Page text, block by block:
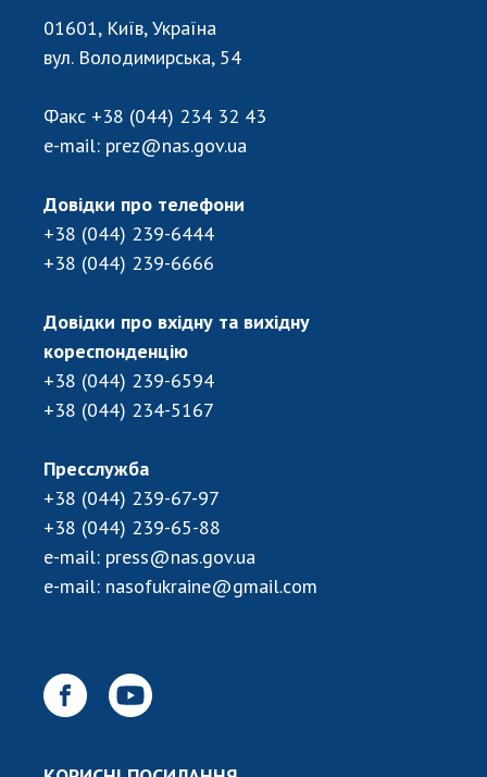
КОНТАКТИ
КАБІНЕТ
01601, Київ, Україна
вул. Володимирська, 54
Факс +38 (044) 234 32 43
e-mail: prez@nas.gov.ua
Довідки про телефони
+38 (044) 239-6444
+38 (044) 239-6666
Довідки про вхідну та вихідну
кореспонденцію
+38 (044) 239-6594
+38 (044) 234-5167
Пресслужба
+38 (044) 239-67-97
+38 (044) 239-65-88
e-mail: press@nas.gov.ua
e-mail: nasofukraine@gmail.com